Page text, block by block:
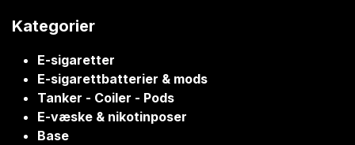
Kategorier
E-sigaretter
E-sigarettbatterier & mods
Tanker - Coiler - Pods
E-væske & nikotinposer
Base